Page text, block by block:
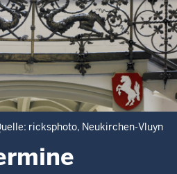
ricksphoto, Neukirchen-Vluyn